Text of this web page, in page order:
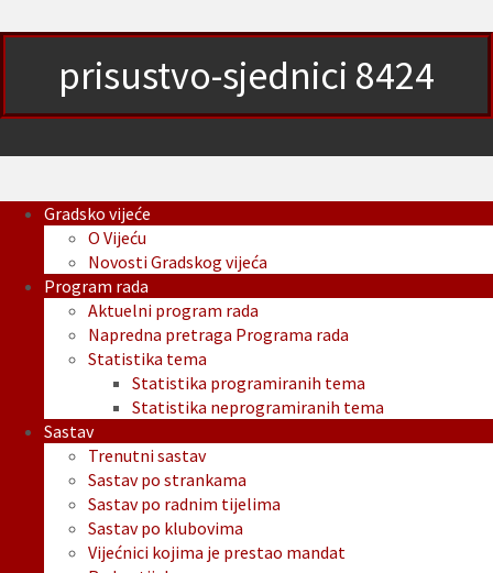
prisustvo-sjednici 8424
Gradsko vijeće
O Vijeću
Novosti Gradskog vijeća
Program rada
Aktuelni program rada
Napredna pretraga Programa rada
Statistika tema
Statistika programiranih tema
Statistika neprogramiranih tema
Sastav
Trenutni sastav
Sastav po strankama
Sastav po radnim tijelima
Sastav po klubovima
Vijećnici kojima je prestao mandat